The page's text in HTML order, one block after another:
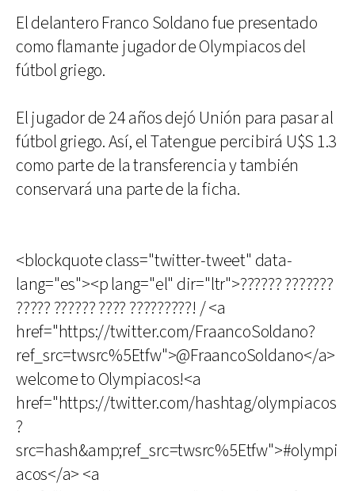
El delantero Franco Soldano fue presentado
como flamante jugador de Olympiacos del
fútbol griego.
El jugador de 24 años dejó Unión para pasar al
fútbol griego. Así, el Tatengue percibirá U$S 1.3
como parte de la transferencia y también
conservará una parte de la ficha.
<blockquote class="twitter-tweet" data-
lang="es"><p lang="el" dir="ltr">?????? ???????
????? ?????? ???? ?????????! / <a
href="https://twitter.com/FraancoSoldano?
ref_src=twsrc%5Etfw">@FraancoSoldano</a>
welcome to Olympiacos!<a
href="https://twitter.com/hashtag/olympiacos
?
src=hash&amp;ref_src=twsrc%5Etfw">#olympi
acos</a> <a